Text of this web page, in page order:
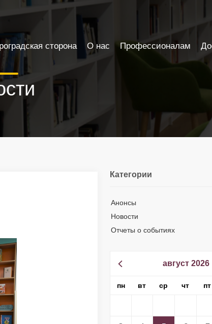
Категории
Анонсы
Новости
Отчеты о событиях
август 2026
пн вт ср чт пт
сторона О нас Профессионалам